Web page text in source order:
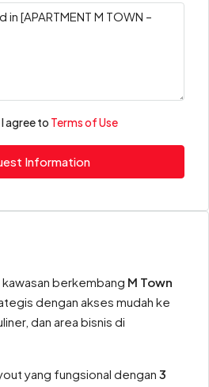
agree to Terms of Use
Information
kawasan berkembang M Town
dengan akses mudah ke
dan area bisnis di
yang fungsional dengan 3